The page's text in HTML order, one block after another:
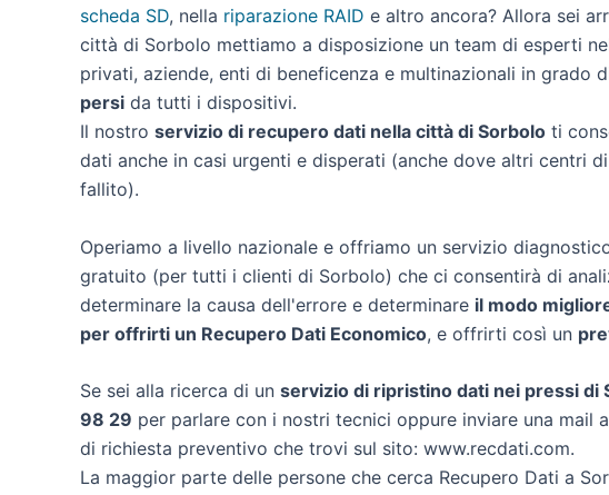
scheda SD, nella riparazione RAID e altro ancora? Allora sei
città di Sorbolo mettiamo a disposizione un team di esperti
privati, aziende, enti di beneficenza e multinazionali in grado
persi da tutti i dispositivi.
Il nostro servizio di recupero dati nella città di Sorbolo ti
dati anche in casi urgenti e disperati (anche dove altri centri
fallito).
Operiamo a livello nazionale e offriamo un servizio
gratuito (per tutti i clienti di Sorbolo) che ci consentirà di
determinare la causa dell'errore e determinare il modo
per offrirti un Recupero Dati Economico, e offrirti così un
Se sei alla ricerca di un servizio di ripristino dati nei pressi di
98 29 per parlare con i nostri tecnici oppure inviare una mail
di richiesta preventivo che trovi sul sito: www.recdati.com.
La maggior parte delle persone che cerca Recupero Dati a